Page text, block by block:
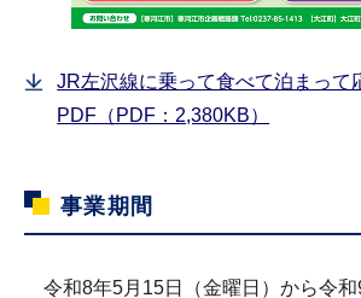
JR左沢線に乗って食べて泊まって
PDF（PDF：2,380KB）
事業期間
令和8年5月15日（金曜日）から令和